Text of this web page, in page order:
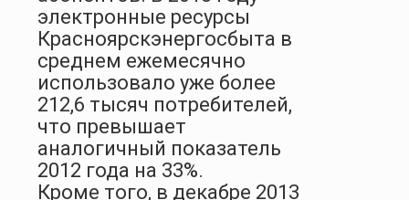
электронные ресурсы
Красноярскэнергосбыта в
среднем ежемесячно
использовало уже более
212,6 тысяч потребителей,
что превышает
аналогичный показатель
2012 года на 33%.
Кроме того, в декабре 2013